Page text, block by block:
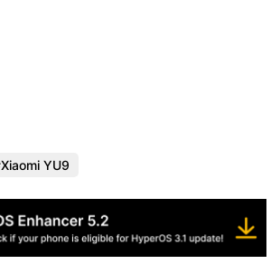
Xiaomi YU9